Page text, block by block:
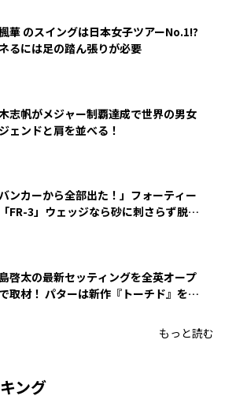
華 のスイングは日本女子ツアーNo.1!?
るには足の踏ん張りが必要
志帆がメジャー制覇達成で世界の男女
ェンドと肩を並べる！
バンカーから全部出た！」フォーティー
FR-3」ウェッジなら砂に刺さらず脱出
啓太の最新セッティングを全英オープ
取材！ パターは新作『トーチド』を投
もっと読む
ング